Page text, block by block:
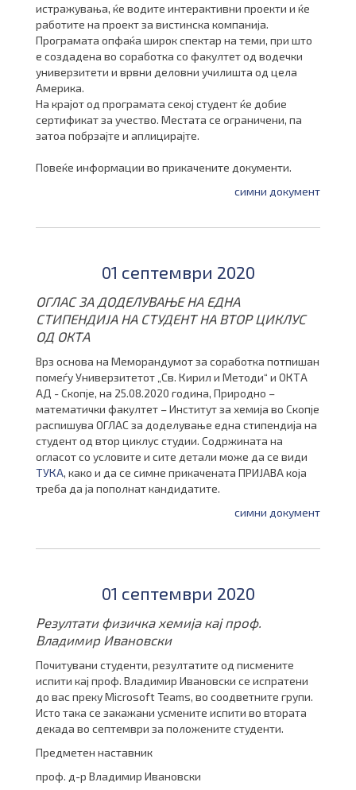
истражувања, ќе водите интерактивни проекти и ќе
работите на проект за вистинска компанија.
Програмата опфаќа широк спектар на теми, при што
е создадена во соработка со факултет од водечки
универзитети и врвни деловни училишта од цела
Америка.
На крајот од програмата секој студент ќе добие
сертификат за учество. Местата се ограничени, па
затоа побрзајте и аплицирајте.
Повеќе информации во прикачените документи.
симни документ
01 септември 2020
ОГЛАС ЗА ДОДЕЛУВАЊЕ НА ЕДНА
СТИПЕНДИЈА НА СТУДЕНТ НА ВТОР ЦИКЛУС
ОД ОКТА
Врз основа на Меморандумот за соработка потпишан
помеѓу Универзитетот „Св. Кирил и Методи“ и ОКТА
АД - Скопје, на 25.08.2020 година, Природно –
математички факултет – Институт за хемија во Скопје
распишува ОГЛАС за доделување една стипендија на
студент од втор циклус студии. Содржината на
огласот со условите и сите детали може да се види
ТУКА, како и да се симне прикачената ПРИЈАВА која
треба да ја пополнат кандидатите.
симни документ
01 септември 2020
Резултати физичка хемија кај проф.
Владимир Ивановски
Почитувани студенти, резултатите од писмените
испити кај проф. Владимир Ивановски се испратени
до вас преку Microsoft Teams, во соодветните групи.
Исто така се закажани усмените испити во втората
декада во септември за положените студенти.
Предметен наставник
проф. д-р Владимир Ивановски